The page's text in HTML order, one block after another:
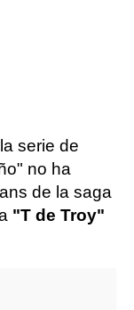
serie de
no ha
de la saga
"T de Troy"